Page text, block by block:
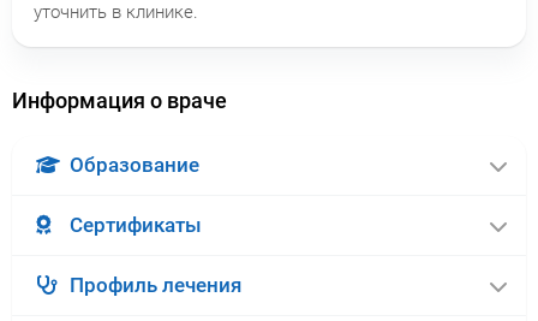
уточнить в клинике.
Информация о враче
Образование
Сертификаты
Профиль лечения